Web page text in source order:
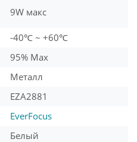
9W макс
-40℃ ~ +60℃
95% Max
Металл
EZA2881
EverFocus
Белый